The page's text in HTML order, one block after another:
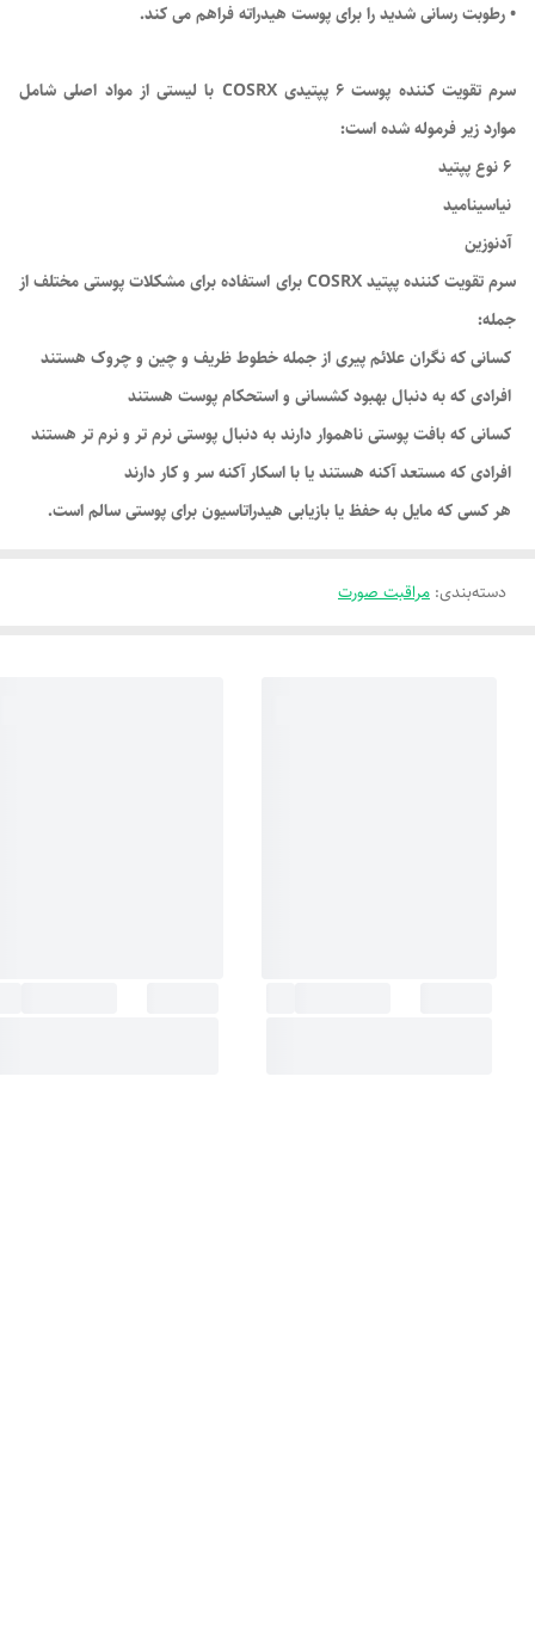
• رطوبت رسانی شدید را برای پوست هیدراته فراهم می کند.
سرم تقویت کننده پوست 6 پپتیدی COSRX با لیستی از مواد اصلی شامل
موارد زیر فرموله شده است:
نیاسینامید
آدنوزین
سرم تقویت کننده پپتید COSRX برای استفاده برای مشکلات پوستی مختلف از
جمله:
کسانی که نگران علائم پیری از جمله خطوط ظریف و چین و چروک هستند
افرادی که به دنبال بهبود کشسانی و استحکام پوست هستند
کسانی که بافت پوستی ناهموار دارند به دنبال پوستی نرم تر و نرم تر هستند
افرادی که مستعد آکنه هستند یا با اسکار آکنه سر و کار دارند
هر کسی که مایل به حفظ یا بازیابی هیدراتاسیون برای پوستی سالم است.
دسته‌بندی: مراقبت صورت